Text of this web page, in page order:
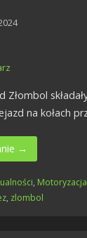
Złombol
na kołach
→
, Motoryzacja
, zlombol